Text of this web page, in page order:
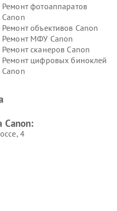
Ремонт фотоаппаратов
Canon
Ремонт объективов Canon
Ремонт МФУ Canon
Ремонт сканеров Canon
Ремонт цифровых биноклей
Canon
Canon:
4